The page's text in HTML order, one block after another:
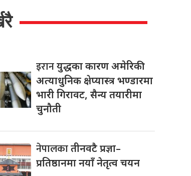
इरानयुद्धका कारण अमेरिकी
अत्याधुनिक क्षेप्यास्त्र भण्डारमा
भारी गिरावट, सैन्य तयारीमा
चुनौती
नेपालकातीनवटै प्रज्ञा–
प्रतिष्ठानमा नयाँ नेतृत्व चयन